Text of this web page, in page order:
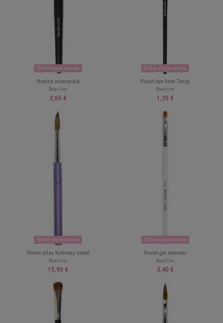
Sin stock online
Brocha mascarilla
Boarline
2,65 €
Sin stock online
Pincel eye liner Toray
Boarline
1,35 €
Sin stock online
Pincel uñas Kolinsky metal
Boarline
15,90 €
Sin stock online
Pincel gel redondo
Boarline
3,40 €